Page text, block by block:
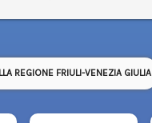
REGIONE FRIULI-VENEZIA GIULIA